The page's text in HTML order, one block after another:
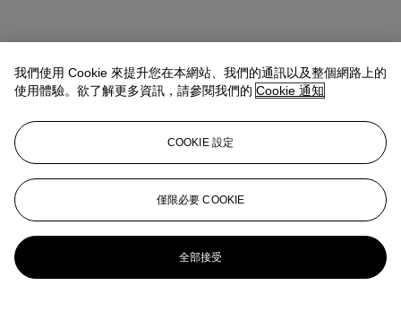
我們使用 Cookie 來提升您在本網站、我們的通訊以及整個網路上的
使用體驗。欲了解更多資訊，請參閱我們的 Cookie 通知
COOKIE 設定
僅限必要 COOKIE
全部接受